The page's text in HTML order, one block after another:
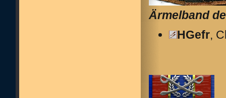
Ärmelband
HGefr,